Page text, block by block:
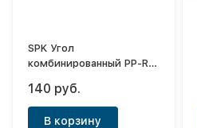
SPK Угол
комбинированный PP-R
140 руб.
В корзину